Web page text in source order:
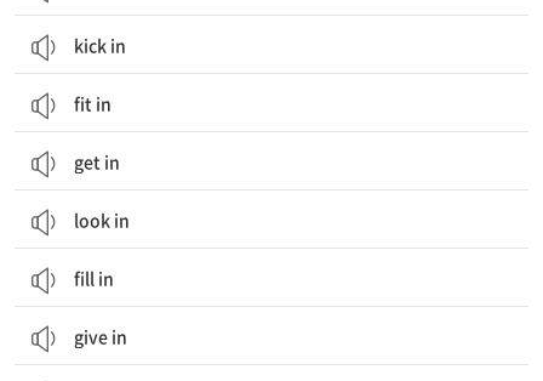
kick in
fit in
get in
look in
fill in
give in